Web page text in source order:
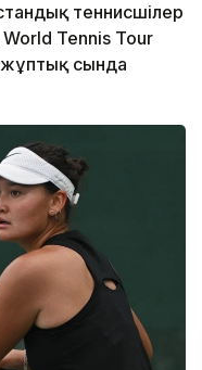
теннисшілер
Tennis Tour
жұптық сында